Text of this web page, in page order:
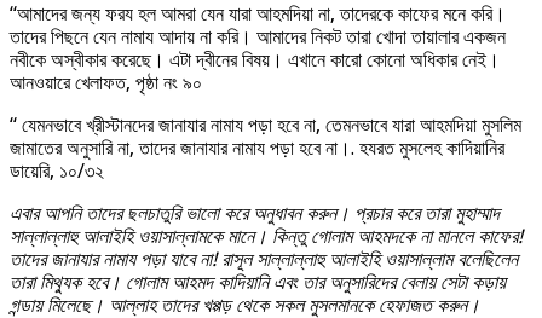
“আমাদের জন্য ফরয হল আমরা যেন যারা আহমদিয়া না, তাদেরকে কাফের মনে করি।
তাদের পিছনে যেন নামায আদায় না করি। আমাদের নিকট তারা খোদা তায়ালার একজন
নবীকে অস্বীকার করেছে। এটা দ্বীনের বিষয়। এখানে কারো কোনো অধিকার নেই।
আনওয়ারে খেলাফত, পৃষ্ঠা নং ৯০
“ যেমনভাবে খ্রীস্টানদের জানাযার নামায পড়া হবে না, তেমনভাবে যারা আহমদিয়া মুসলিম
জামাতের অনুসারি না, তাদের জানাযার নামায পড়া হবে না।. হযরত মুসলেহ কাদিয়ানির
ডায়েরি, ১০/৩২
এবার আপনি তাদের ছলচাতুরি ভালো করে অনুধাবন করুন। প্রচার করে তারা মুহাম্মাদ
সাল্লাল্লাহু আলাইহি ওয়াসাল্লামকে মানে। কিন্তু গোলাম আহমদকে না মানলে কাফের!
তাদের জানাযার নামায পড়া যাবে না! রাসূল সাল্লাল্লাহু আলাইহি ওয়াসাল্লাম বলেছিলেন
তারা মিথ্যুক হবে। গোলাম আহমদ কাদিয়ানি এবং তার অনুসারিদের বেলায় সেটা কড়ায়
গন্ডায় মিলেছে। আল্লাহ তাদের খপ্পড় থেকে সকল মুসলমানকে হেফাজত করুন।